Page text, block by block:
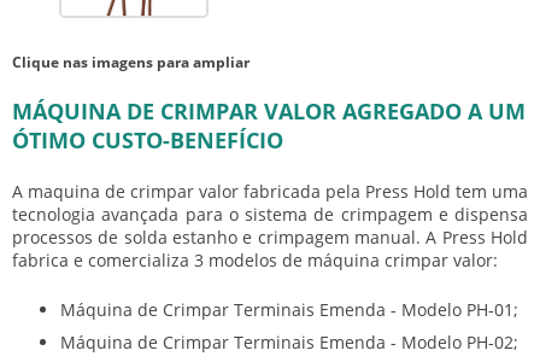
Clique nas imagens para ampliar
MÁQUINA DE CRIMPAR VALOR AGREGADO A UM
ÓTIMO CUSTO-BENEFÍCIO
A maquina de crimpar valor fabricada pela Press Hold tem uma
tecnologia avançada para o sistema de crimpagem e dispensa
processos de solda estanho e crimpagem manual. A Press Hold
fabrica e comercializa 3 modelos de máquina crimpar valor:
Máquina de Crimpar Terminais Emenda - Modelo PH-01;
Máquina de Crimpar Terminais Emenda - Modelo PH-02;